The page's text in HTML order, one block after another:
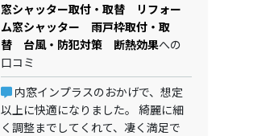
窓シャッター取付・取替 リフォー
ム窓シャッター 雨戸枠取付・取
替 台風・防犯対策 断熱効果への
口コミ
内窓インプラスのおかげで、想定
以上に快適になりました。 綺麗に細
く調整までしてくれて、凄く満足で